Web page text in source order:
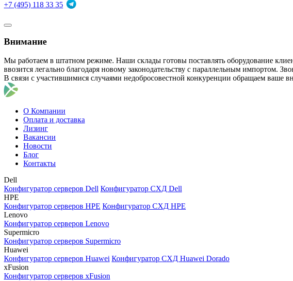
+7 (495) 118 33 35
Внимание
Мы работаем в штатном режиме. Наши склады готовы поставлять оборудование
ввозится легально благодаря новому законодательству с параллельным импортом.
В связи с участившимися случаями недобросовестной конкуренции обращаем ваше
О Компании
Оплата и доставка
Лизинг
Вакансии
Новости
Блог
Контакты
Dell
Конфигуратор серверов Dell Конфигуратор СХД Dell
HPE
Конфигуратор серверов HPE Конфигуратор СХД HPE
Lenovo
Конфигуратор серверов Lenovo
Supermicro
Конфигуратор серверов Supermicro
Huawei
Конфигуратор серверов Huawei Конфигуратор СХД Huawei Dorado
xFusion
Конфигуратор серверов xFusion